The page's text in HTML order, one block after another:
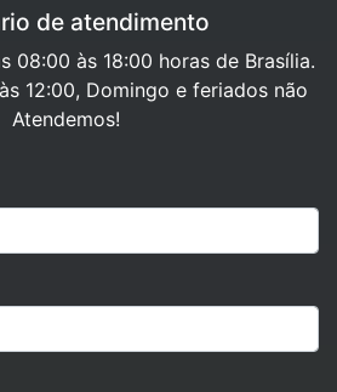
de atendimento
08:00 às 18:00 horas de Brasília.
12:00, Domingo e feriados não
Atendemos!